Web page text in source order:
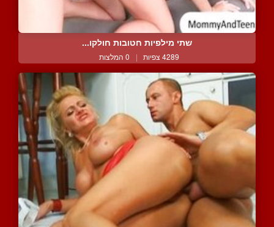
שתי מילפיות חטובות חולקו...
4289 צפיות | 0 המלצות